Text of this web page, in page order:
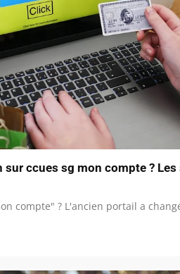
sur ccues sg mon compte ?
compte" ? L'ancien portail a